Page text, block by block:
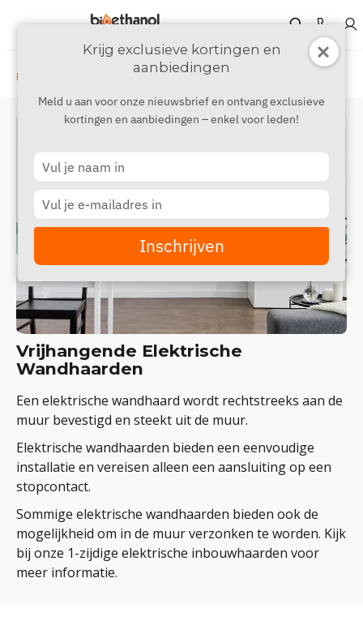
Krijg exclusieve kortingen en
aanbiedingen
Meld u aan voor onze nieuwsbrief en ontvang exclusieve
kortingen en aanbiedingen – enkel voor leden!
Type
your
name
Type
your
email
Inschrijven
Elektrische haard Wand›Vrijhangende Haard
Vrijhangende Elektrische
Wandhaarden
Een elektrische wandhaard wordt rechtstreeks aan de
muur bevestigd en steekt uit de muur.
Elektrische wandhaarden bieden een eenvoudige
installatie en vereisen alleen een aansluiting op een
stopcontact.
Sommige elektrische wandhaarden bieden ook de
mogelijkheid om in de muur verzonken te worden. Kijk
bij onze 1-zijdige elektrische inbouwhaarden voor
meer informatie.